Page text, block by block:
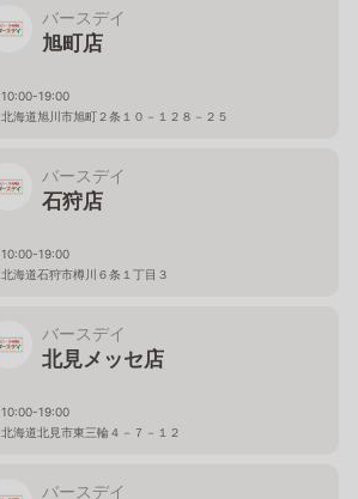
バースデイ
旭町店
10:00-19:00
北海道旭川市旭町２条１０－１２８－２５
バースデイ
石狩店
10:00-19:00
北海道石狩市樽川６条１丁目３
バースデイ
北見メッセ店
10:00-19:00
北海道北見市東三輪４－７－１２
バースデイ